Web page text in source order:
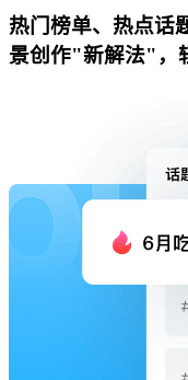
热门榜单、热点话
景创作"新解法"，